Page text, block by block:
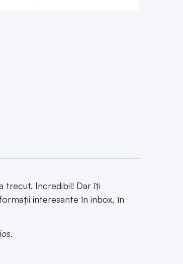
trecut. Incredibil! Dar îți
interesante în inbox, în
.